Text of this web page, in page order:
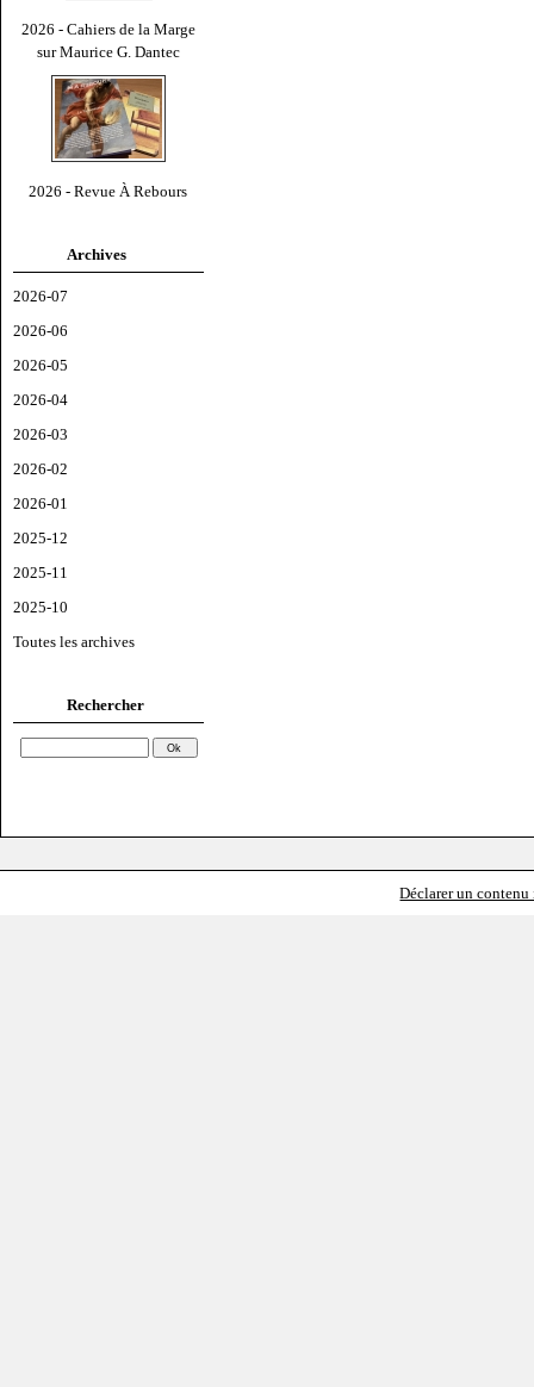
2026 - Cahiers de la Marge
sur Maurice G. Dantec
2026 - Revue À Rebours
Archives
2026-07
2026-06
2026-05
2026-04
2026-03
2026-02
2026-01
2025-12
2025-11
2025-10
Toutes les archives
Rechercher
Déclarer un